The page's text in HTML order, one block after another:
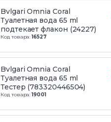
Bvlgari Omnia Coral
Туалетная вода 65 ml
подтекает флакон (24227)
Код товара:16527
Bvlgari Omnia Coral
Туалетная вода 65 ml
Тестер (783320446504)
Код товара:19001